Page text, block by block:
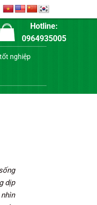
Hotline:
0964935005
nghiệp
dịp